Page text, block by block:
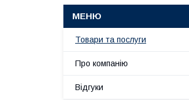
Товари та послуги
Про компанію
Відгуки